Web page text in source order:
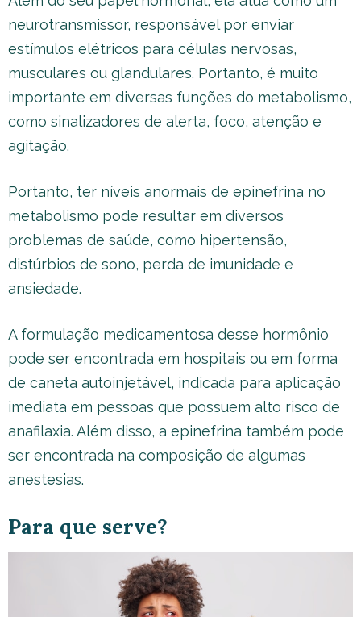
neurotransmissor, responsável por enviar
estímulos elétricos para células nervosas,
musculares ou glandulares. Portanto, é muito
importante em diversas funções do metabolismo,
como sinalizadores de alerta, foco, atenção e
agitação.
Portanto, ter níveis anormais de epinefrina no
metabolismo pode resultar em diversos
problemas de saúde, como hipertensão,
distúrbios de sono, perda de imunidade e
ansiedade.
A formulação medicamentosa desse hormônio
pode ser encontrada em hospitais ou em forma
de caneta autoinjetável, indicada para aplicação
imediata em pessoas que possuem alto risco de
anafilaxia. Além disso, a epinefrina também pode
ser encontrada na composição de algumas
anestesias.
Para que serve?